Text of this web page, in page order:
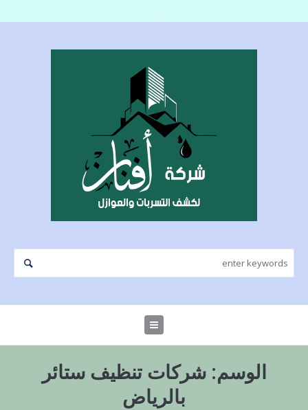
الوسم:شركات تنظيف ستائر
بالرياض